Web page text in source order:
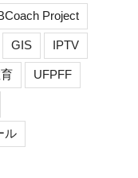
Project
GIS IPTV
UFPFF
ル